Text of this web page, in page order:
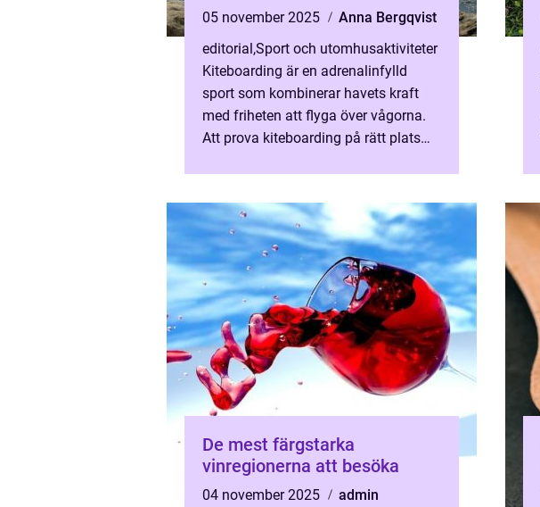
05 november 2025
Anna Bergqvist
editorial,Sport och utomhusaktiviteter
Kiteboarding är en adrenalinfylld
sport som kombinerar havets kraft
med friheten att flyga över vågorna.
Att prova kiteboarding på rätt plats
De mest färgstarka
vinregionerna att besöka
04 november 2025 admin